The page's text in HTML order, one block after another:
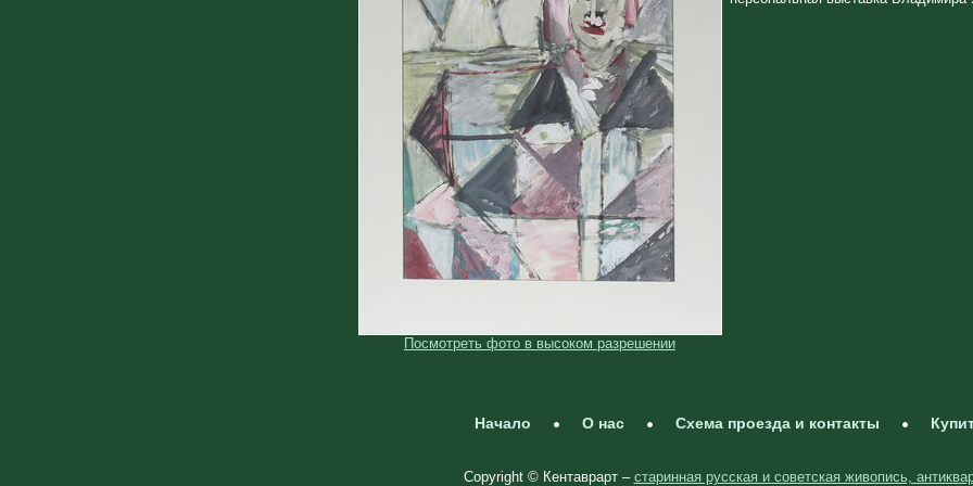
Посмотреть фото в высоком разрешении
Начало О нас Схема проезда и контакты
Copyright © Кентаврарт – старинная русская и советская живопись,